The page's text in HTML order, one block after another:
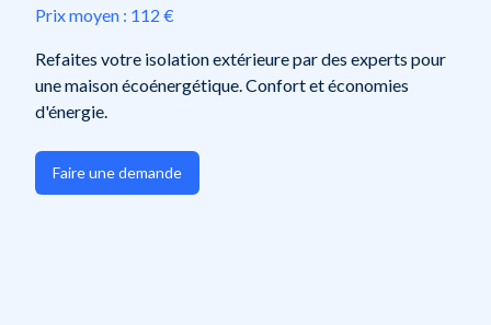
Prix moyen : 112 €
Refaites votre isolation extérieure par des experts pour
une maison écoénergétique. Confort et économies
d'énergie.
Faire une demande